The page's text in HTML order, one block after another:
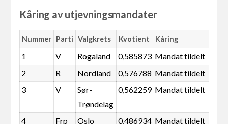
Kåring av utjevningsmandater
Nummer Parti Valgkrets Kvotient Kåring
1 V Rogaland 0,585873 Mandat tildelt
2
R Nordland 0,576788 Mandat tildelt
3
V
Sør-
Trøndelag
0,562259 Mandat tildelt
4 Frp Oslo 0,486934 Mandat tildelt